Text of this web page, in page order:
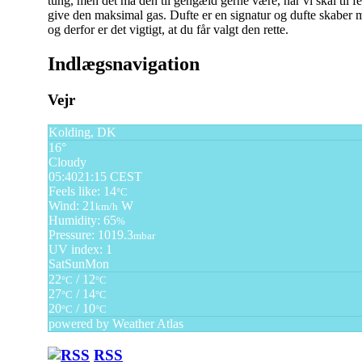
give den maksimal gas. Dufte er en signatur og dufte skaber
og derfor er det vigtigt, at du får valgt den rette.
Indlægsnavigation
Vejr
Kolding, DK
16°
Cloudy
05:4021:15 CEST
Feels like: 14°C
Wind: 21 km/h W
Humidity: 65%
Pressure: 1019.3mbar
UV index: 1
SatSunMon
22°C / 12°C
27°C / 14°C
20°C / 10°C
powered by Weather Atlas
RSS